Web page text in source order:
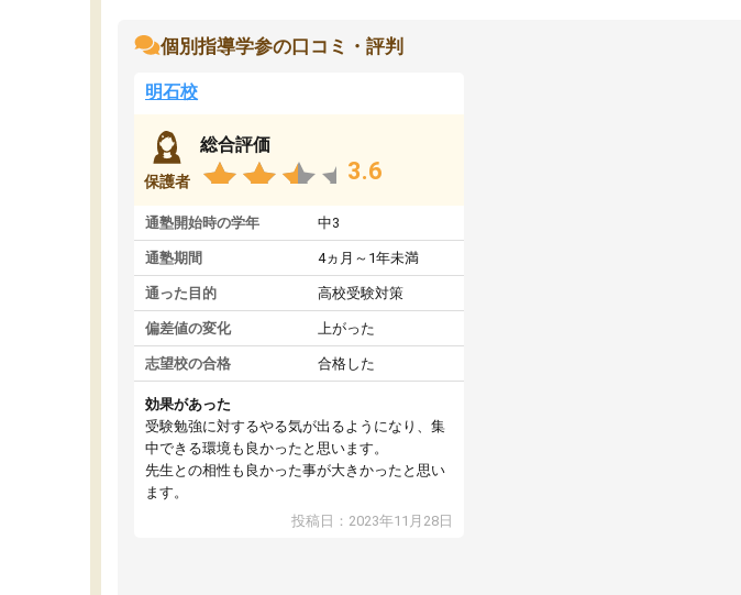
個別指導学参の口コミ・評判
明石校
保護者
総合評価
3.6
通塾開始時の学年 中3
通塾期間 4ヵ月～1年未満
通った目的 高校受験対策
偏差値の変化 上がった
志望校の合格 合格した
効果があった
受験勉強に対するやる気が出るようになり、集
中できる環境も良かったと思います。
先生との相性も良かった事が大きかったと思い
ます。
投稿日：2023年11月28日